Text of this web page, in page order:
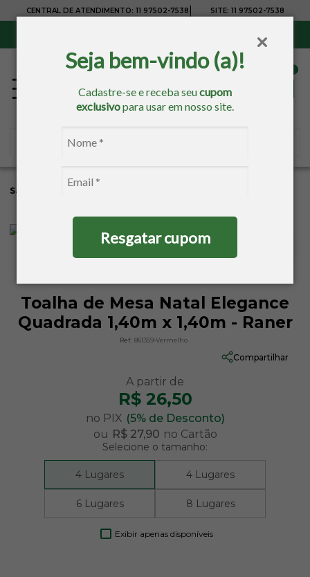
Seja bem-vindo (a)!
Cadastre-se e receba seucupom
exclusivopara usar em nosso site.
Resgatar cupom
CENTRAL DE ATENDIMENTO: 11 97502-7538 SITE: 11 97502-7538
Sacaria
Toalha de Mesa Natal Elegance
Quadrada 1,40m x 1,40m - Raner
Ref: 861359-Vermelho
Compartilhar
R$ 26,50
no PIX (5% de Desconto)
ou R$ 27,90 no Cartão
Selecione o tamanho:
4 Lugares 4 Lugares
6 Lugares 8 Lugares
Exibir apenas disponíveis